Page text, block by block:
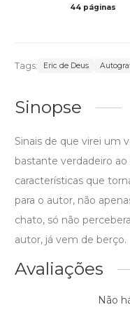
44 páginas
Tags: Eric de Deus
Sinopse
Sinais de que virei um
bastante verdadeiro
características que
para o autor, não
chato, só não
autor, já vem de berço.
Avaliações
Não